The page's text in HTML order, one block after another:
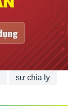
sự chia ly